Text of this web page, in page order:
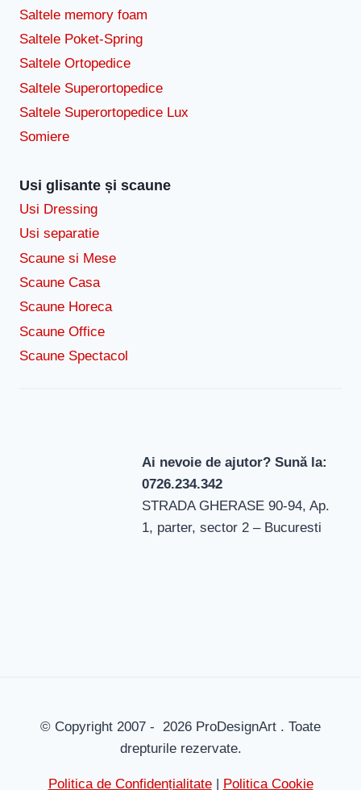
Saltele memory foam
Saltele Poket-Spring
Saltele Ortopedice
Saltele Superortopedice
Saltele Superortopedice Lux
Somiere
Usi glisante și scaune
Usi Dressing
Usi separatie
Scaune si Mese
Scaune Casa
Scaune Horeca
Scaune Office
Scaune Spectacol
Ai nevoie de ajutor? Sună la:
0726.234.342
STRADA GHERASE 90-94, Ap.
1, parter, sector 2 – Bucuresti
© Copyright 2007 - 2026 ProDesignArt . Toate
drepturile rezervate.
Politica de Confidențialitate| Politica Cookie